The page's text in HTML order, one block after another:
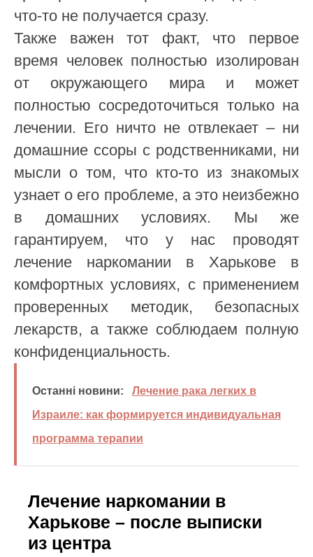
что-то не получается сразу.
Также важен тот факт, что первое
время человек полностью изолирован
от окружающего мира и может
полностью сосредоточиться только на
лечении. Его ничто не отвлекает – ни
домашние ссоры с родственниками, ни
мысли о том, что кто-то из знакомых
узнает о его проблеме, а это неизбежно
в домашних условиях. Мы же
гарантируем, что у нас проводят
лечение наркомании в Харькове в
комфортных условиях, с применением
проверенных методик, безопасных
лекарств, а также соблюдаем полную
конфиденциальность.
Останні новини:
Лечение рака легких в
Израиле: как формируется индивидуальная
программа терапии
Лечение наркомании в
Харькове – после выписки
из центра